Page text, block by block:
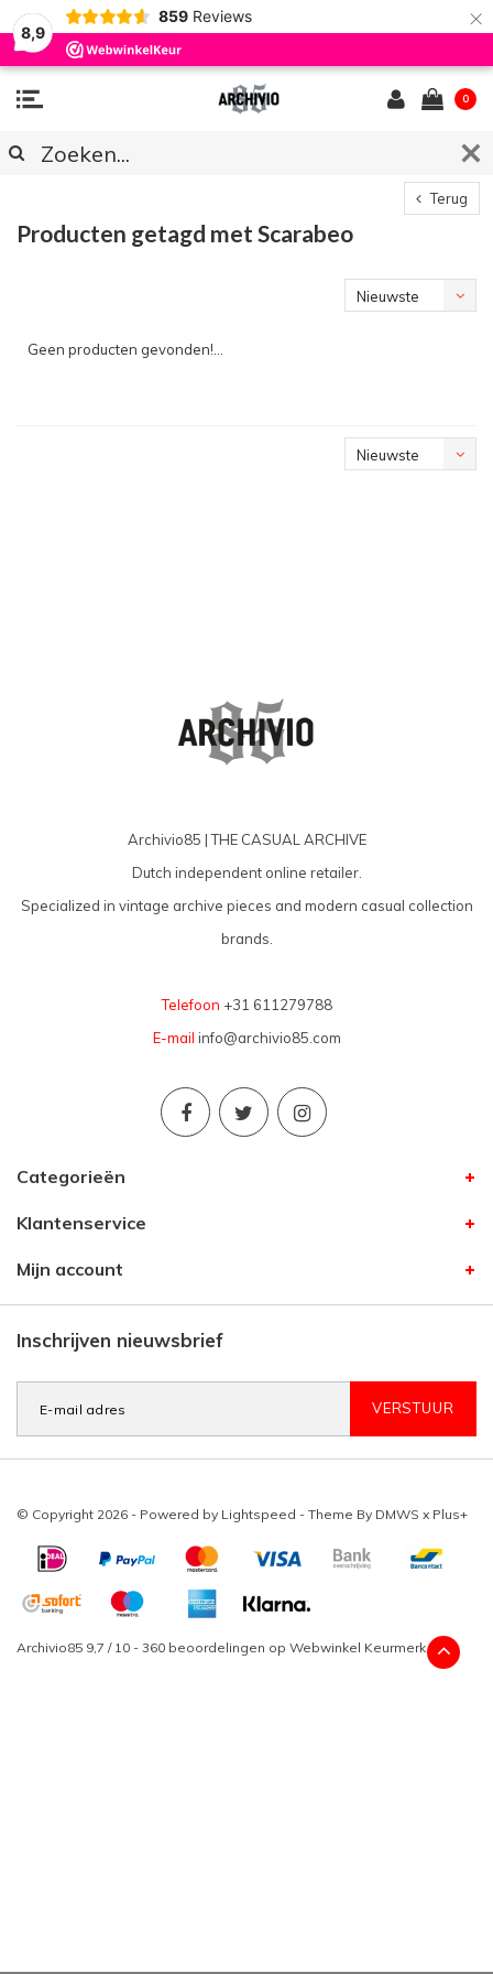
8,9
859 Reviews ×
0
Terug
Producten getagd met Scarabeo
Nieuwste
Geen producten gevonden!...
Nieuwste
Archivio85 | THE CASUAL ARCHIVE
Dutch independent online retailer.
Specialized in vintage archive pieces and modern casual collection
brands.
Telefoon +31 611279788
E-mail info@archivio85.com
Categorieën
Klantenservice
Mijn account
Inschrijven nieuwsbrief
VERSTUUR
© Copyright 2026 - Powered by Lightspeed - Theme By DMWS x Plus+
Archivio85 9,7 / 10 - 360 beoordelingen op Webwinkel Keurmerk